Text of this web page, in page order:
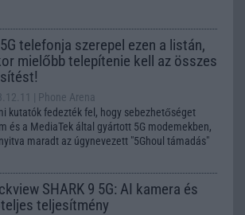
telefonja szerepel ezen a listán,
mielőbb telepítenie kell az összes
| Phone Arena
kutatók fedezték fel, hogy sebezhetőséget
és a MediaTek által gyártott 5G modemekben,
maradt az úgynevezett "5Ghoul támadás"
SHARK 9 5G: AI kamera és
teljesítmény